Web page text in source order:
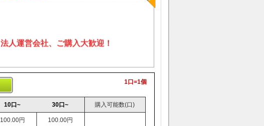
法人運営会社、ご購入大歓迎！
1口=1個
10口~ 30口~ 購入可能数(口)
100.00円 100.00円